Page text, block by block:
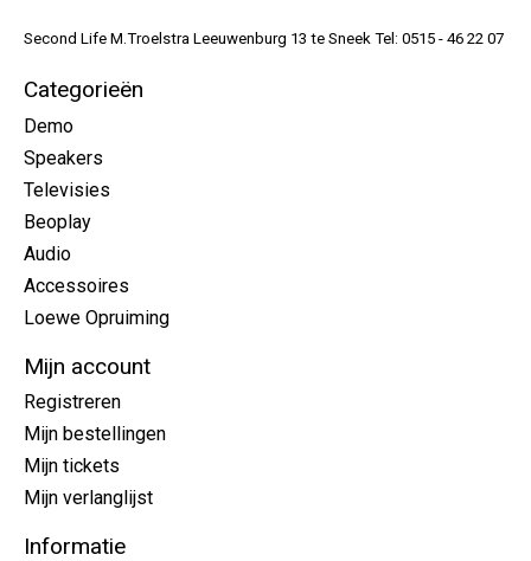
Second Life M.Troelstra Leeuwenburg 13 te Sneek Tel: 0515 - 46 22 07
Categorieën
Demo
Speakers
Televisies
Beoplay
Audio
Accessoires
Loewe Opruiming
Mijn account
Registreren
Mijn bestellingen
Mijn tickets
Mijn verlanglijst
Informatie